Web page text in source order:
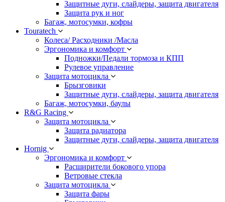
Защитные дуги, слайдеры, защита двигателя
Защита рук и ног
Багаж, мотосумки, кофры
Touratech
Колеса/ Расходники /Масла
Эргономика и комфорт
Подножки/Педали тормоза и КПП
Рулевое управление
Защита мотоцикла
Брызговики
Защитные дуги, слайдеры, защита двигателя
Багаж, мотосумки, баулы
R&G Racing
Защита мотоцикла
Защита радиатора
Защитные дуги, слайдеры, защита двигателя
Hornig
Эргономика и комфорт
Расширители бокового упора
Ветровые стекла
Защита мотоцикла
Защита фары